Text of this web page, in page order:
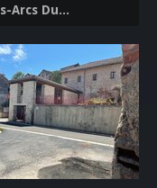
Arcs Du...